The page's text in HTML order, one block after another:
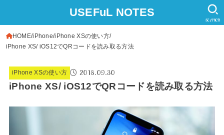
USEFuL NOTES
SEARCH
HOME iPhone iPhone XSの使い方
iPhone XS/ iOS12でQRコードを読み取る方法
iPhone XSの使い方 2018.09.30
iPhone XS/ iOS12でQRコードを読み取る方法